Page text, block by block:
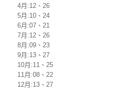
4月:12、26
5月:10、24
6月:07、21
7月:12、26
8月:09、23
9月:13、27
10月:11、25
11月:08、22
12月:13、27